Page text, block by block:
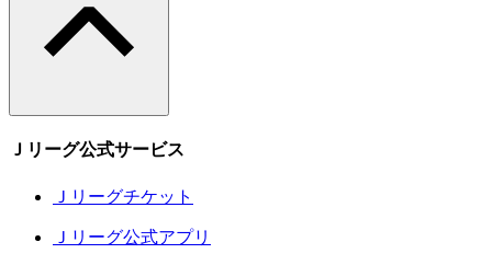
Ｊリーグ公式サービス
Ｊリーグチケット
Ｊリーグ公式アプリ